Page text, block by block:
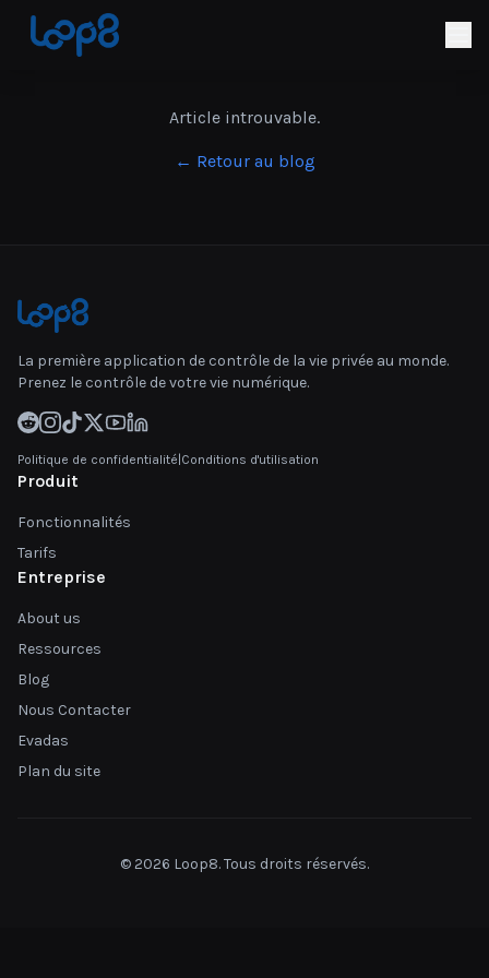
Article introuvable.
← Retour au blog
La première application de contrôle de la vie privée au monde.
Prenez le contrôle de votre vie numérique.
Politique de confidentialité Conditions d'utilisation
Produit
Fonctionnalités
Tarifs
Entreprise
About us
Ressources
Blog
Nous Contacter
Evadas
Plan du site
© 2026 Loop8. Tous droits réservés.